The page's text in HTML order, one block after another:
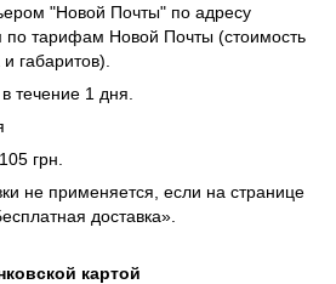
"Новой Почты" по адресу
по тарифам Новой Почты (стоимость
габаритов).
течение 1 дня.
грн.
не применяется, если на странице
доставка».
картой